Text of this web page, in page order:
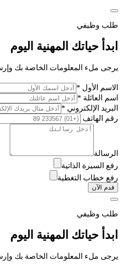
طلب وظيفي
ابدأ حياتك المهنية اليوم
يرجى ملء المعلومات الخاصة بك
الاسم الأول *
اسم العائلة *
البريد الإلكتروني *
رقم الهاتف
الرسالة
رفع السيرة الذاتية
رفع خطاب التغطية
قدم الآن
طلب وظيفي
ابدأ حياتك المهنية اليوم
يرجى ملء المعلومات الخاصة بك